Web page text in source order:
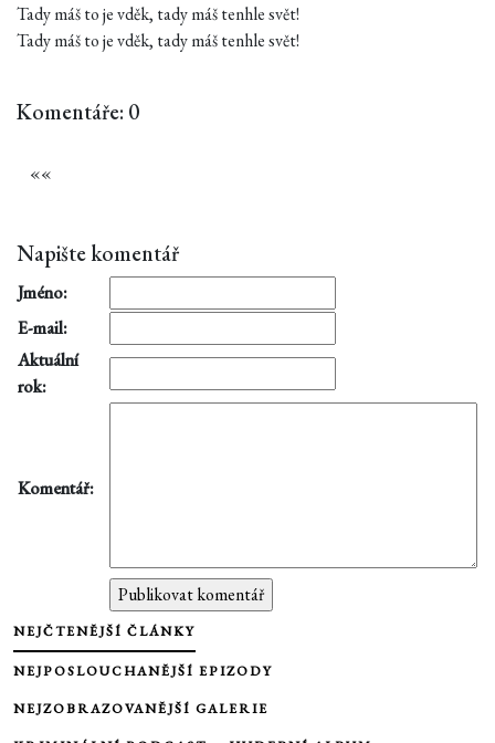
Tady máš to je vděk, tady máš tenhle svět!
Tady máš to je vděk, tady máš tenhle svět!
Komentáře: 0
««
Napište komentář
Jméno:
E-mail:
Aktuální
rok:
Komentář:
NEJČTENĚJŠÍ ČLÁNKY
NEJPOSLOUCHANĚJŠÍ EPIZODY
NEJZOBRAZOVANĚJŠÍ GALERIE